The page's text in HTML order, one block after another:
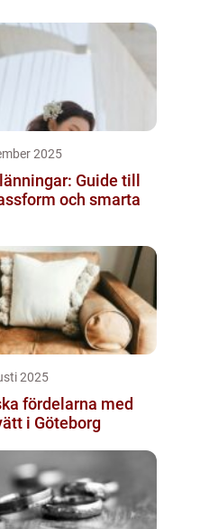
2025
Guide till
och smarta
2025
fördelarna med
i Göteborg